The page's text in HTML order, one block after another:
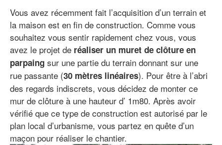
Vous avez récemment fait l’acquisition d’un terrain et
la maison est en fin de construction. Comme vous
souhaitez vous sentir rapidement chez vous, vous
avez le projet de réaliser un muret de clôture en
parpaing sur une partie du terrain donnant sur une
rue passante (30 mètres linéaires). Pour être à l’abri
des regards indiscrets, vous décidez de monter ce
mur de clôture à une hauteur d’ 1m80. Après avoir
vérifié que ce type de construction est autorisé par le
plan local d’urbanisme, vous partez en quête d’un
maçon pour réaliser le chantier.